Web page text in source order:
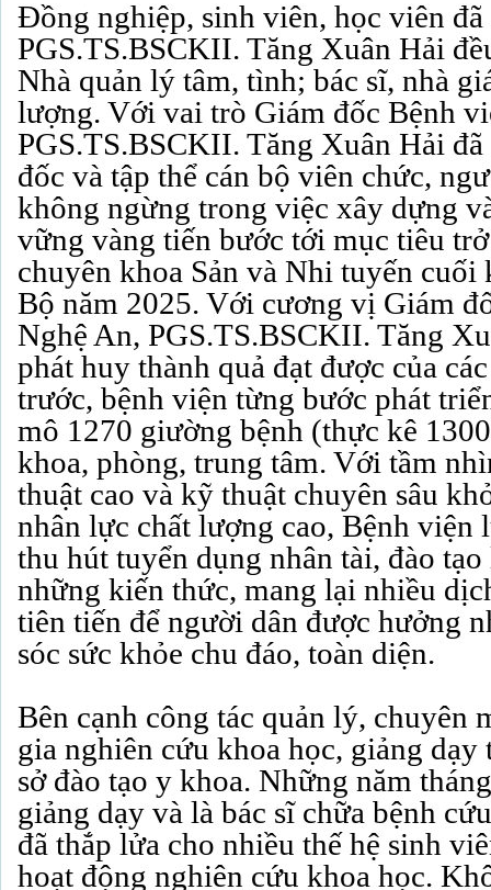
Đồng nghiệp, sinh viên, học viên
PGS.TS.BSCKII. Tăng Xuân Hải
Nhà quản lý tâm, tình; bác sĩ, nhà
lượng. Với vai trò Giám đốc Bệnh
PGS.TS.BSCKII. Tăng Xuân Hải
đốc và tập thể cán bộ viên chức,
không ngừng trong việc xây dựng
vững vàng tiến bước tới mục tiêu
chuyên khoa Sản và Nhi tuyến
Bộ năm 2025. Với cương vị Giám
Nghệ An, PGS.TS.BSCKII. Tăng
phát huy thành quả đạt được của
trước, bệnh viện từng bước phát
mô 1270 giường bệnh (thực kê
khoa, phòng, trung tâm. Với tầm
thuật cao và kỹ thuật chuyên sâu
nhân lực chất lượng cao, Bệnh viện
thu hút tuyển dụng nhân tài, đào
những kiến thức, mang lại nhiều
tiên tiến để người dân được hưởng
sóc sức khỏe chu đáo, toàn diện.
Bên cạnh công tác quản lý, chuyên
gia nghiên cứu khoa học, giảng
sở đào tạo y khoa. Những năm
giảng dạy và là bác sĩ chữa bệnh
đã thắp lửa cho nhiều thế hệ sinh
hoạt động nghiên cứu khoa học.